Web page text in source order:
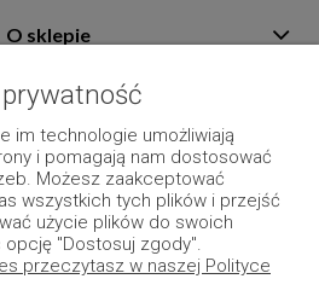
O sklepie
i dostawa
konto
Pozostałe
im technologie umożliwiają
i pomagają nam dostosować
Możesz zaakceptować
wszystkich tych plików i przejść
użycie plików do swoich
"Dostosuj zgody".
przeczytasz w naszej Polityce